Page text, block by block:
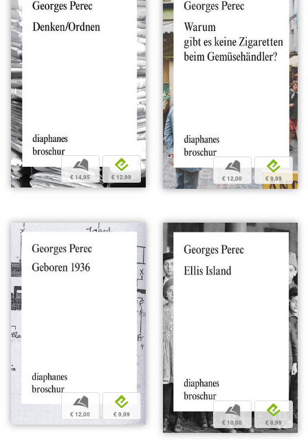
b
€ 14,95
e
€ 12,99
b
€ 12,00
e
€ 9,99
b
€ 12,00
e
€ 9,99 b
€ 10,00
e
€ 8,99